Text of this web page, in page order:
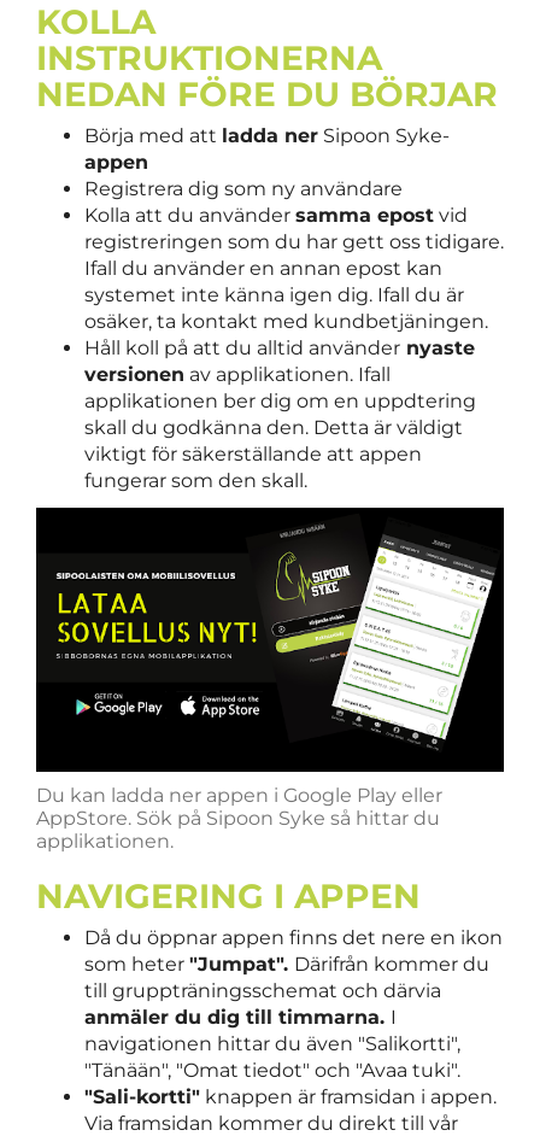
KOLLA
INSTRUKTIONERNA
NEDAN FÖRE DU BÖRJAR
Börja med att ladda ner Sipoon Syke-
appen
Registrera dig som ny användare
Kolla att du använder samma epost vid
registreringen som du har gett oss tidigare.
Ifall du använder en annan epost kan
systemet inte känna igen dig. Ifall du är
osäker, ta kontakt med kundbetjäningen.
Håll koll på att du alltid använder nyaste
versionen av applikationen. Ifall
applikationen ber dig om en uppdtering
skall du godkänna den. Detta är väldigt
viktigt för säkerställande att appen
fungerar som den skall. ​​​​​​​
Du kan ladda ner appen i Google Play eller
AppStore. Sök på Sipoon Syke så hittar du
applikationen.
NAVIGERING I APPEN
Då du öppnar appen finns det nere en ikon
som heter "Jumpat". Därifrån kommer du
till gruppträningsschemat och därvia
anmäler du dig till timmarna. I
navigationen hittar du även "Salikortti",
"Tänään", "Omat tiedot" och "Avaa tuki".
"Sali-kortti" knappen är framsidan i appen.
Via framsidan kommer du direkt till vår